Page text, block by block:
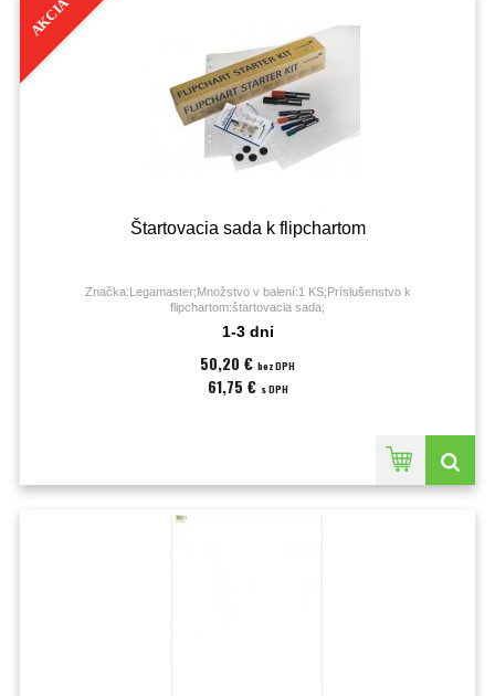
AKCIA
Štartovacia sada k flipchartom
Značka:Legamaster;Množstvo v balení:1 KS;Príslušenstvo k
flipchartom:štartovacia sada;
1-3 dni
50,20 € bez DPH
61,75 € s DPH